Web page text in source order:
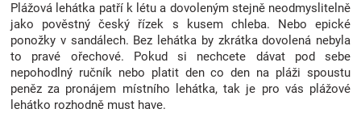
pro
děti
Těhotenské
Plážová lehátka patří k létu a dovoleným stejně neodmyslitelně
jako pověstný český řízek s kusem chleba. Nebo epické
ponožky v sandálech. Bez lehátka by zkrátka dovolená nebyla
to pravé ořechové. Pokud si nechcete dávat pod sebe
nepohodlný ručník nebo platit den co den na pláži spoustu
peněz za pronájem místního lehátka, tak je pro vás plážové
lehátko rozhodně must have.